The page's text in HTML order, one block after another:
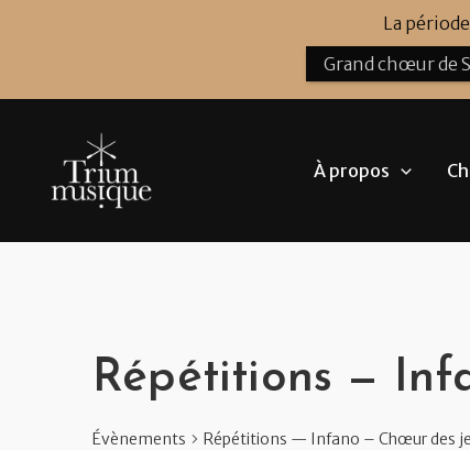
À propos
Répétitions —
Évènements Répétitions — Infano – Chœur des
Évènements
La
Grand chœur de